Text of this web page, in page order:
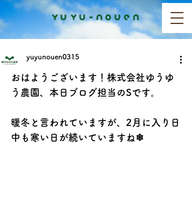
yuyunouen0315
おはようございます！株式会社ゆうゆ
う農園、本日ブログ担当のSです。
暖冬と言われていますが、2月に入り日
中も寒い日が続いていますね❄